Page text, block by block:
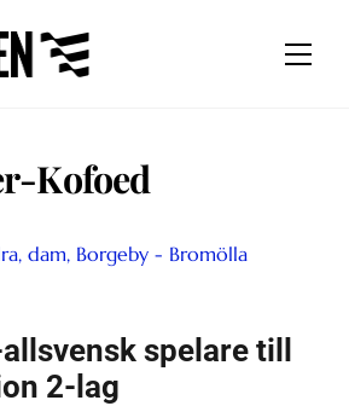
Kofoed
spelare till
2-lag